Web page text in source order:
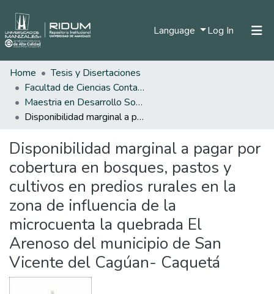
Language Log In (current)
Statistics
Home
Tesis y Disertaciones
Facultad de Ciencias Contables Económicas y Administrativas
Maestria en Desarrollo Sostenible y Medio Ambiente
Disponibilidad marginal a pagar por cobertura en bosques, pastos y cultivos en predios rurales en la zona de influencia de la microcuenta la quebrada El Arenoso del municipio de San Vicente del Cagúan- Caquetá
Disponibilidad marginal a pagar por
cobertura en bosques, pastos y
cultivos en predios rurales en la
zona de influencia de la
microcuenta la quebrada El
Arenoso del municipio de San
Vicente del Cagúan- Caquetá